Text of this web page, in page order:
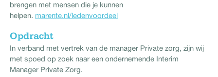
brengen met mensen die je kunnen
helpen. marente.nl/ledenvoordeel
Opdracht
In verband met vertrek van de manager Private zorg, zijn wij
met spoed op zoek naar een ondernemende Interim
Manager Private Zorg.